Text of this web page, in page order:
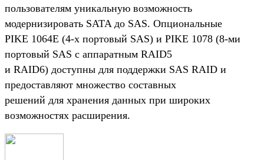
пользователям уникальную возможность
модернизировать SATA до SAS. Опциональные
PIKE 1064E (4-х портовый SAS) и PIKE 1078 (8-ми
портовый SAS с аппаратным RAID5
и RAID6) доступны для поддержки SAS RAID и
предоставляют множество составных
решений для хранения данных при широких
возможностях расширения.